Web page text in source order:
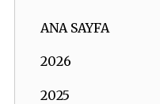
ANA SAYFA
2026
2025